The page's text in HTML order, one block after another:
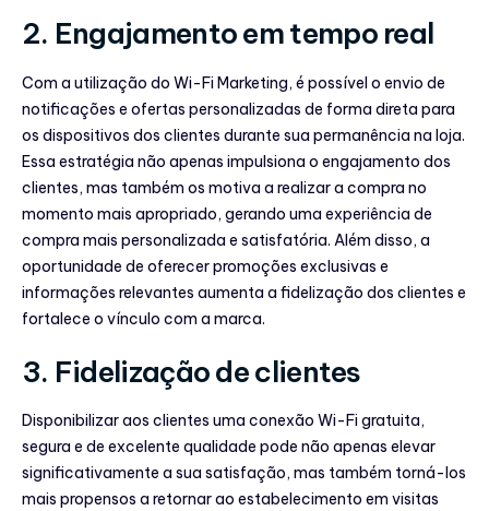
2. Engajamento em tempo real
Com a utilização do Wi-Fi Marketing, é possível o envio de
notificações e ofertas personalizadas de forma direta para
os dispositivos dos clientes durante sua permanência na loja.
Essa estratégia não apenas impulsiona o engajamento dos
clientes, mas também os motiva a realizar a compra no
momento mais apropriado, gerando uma experiência de
compra mais personalizada e satisfatória. Além disso, a
oportunidade de oferecer promoções exclusivas e
informações relevantes aumenta a fidelização dos clientes e
fortalece o vínculo com a marca.
3. Fidelização de clientes
Disponibilizar aos clientes uma conexão Wi-Fi gratuita,
segura e de excelente qualidade pode não apenas elevar
significativamente a sua satisfação, mas também torná-los
mais propensos a retornar ao estabelecimento em visitas